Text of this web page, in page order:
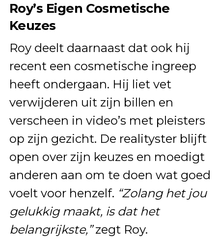
Roy’s Eigen Cosmetische
Keuzes
Roy deelt daarnaast dat ook hij
recent een cosmetische ingreep
heeft ondergaan. Hij liet vet
verwijderen uit zijn billen en
verscheen in video’s met pleisters
op zijn gezicht. De realityster blijft
open over zijn keuzes en moedigt
anderen aan om te doen wat goed
voelt voor henzelf. “Zolang het jou
gelukkig maakt, is dat het
belangrijkste,”zegt Roy.